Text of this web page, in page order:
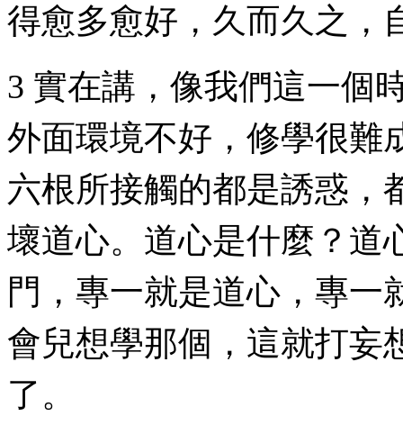
得愈多愈好，久而久之，
3 實在講，像我們這一個
外面環境不好，修學很難
六根所接觸的都是誘惑，
壞道心。道心是什麼？道
門，專一就是道心，專一
會兒想學那個，這就打妄
了。